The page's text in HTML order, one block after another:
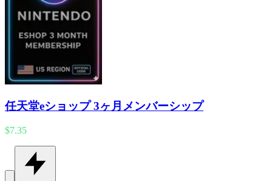
任天堂eショップ 3ヶ月メンバーシップ
$7.35